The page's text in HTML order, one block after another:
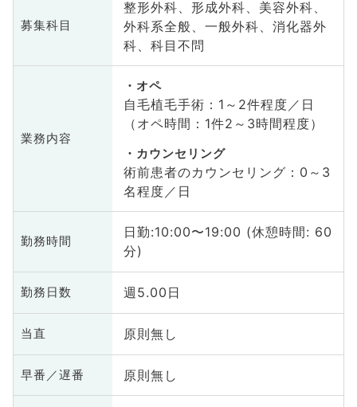
募集科目
整形外科、形成外科、美容外科、
外科系全般、一般外科、消化器外
科、科目不問
業務内容
オペ
自毛植毛手術：1～2件程度／日
（オペ時間：1件2～3時間程度）
カウンセリング
術前患者のカウンセリング：0～3
名程度／日
勤務時間
日勤:10:00〜19:00 (休憩時間: 60
分)
勤務日数 週5.00日
当直 原則無し
早番／遅番 原則無し